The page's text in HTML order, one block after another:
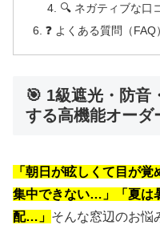
🔍 ネガティブな口
❓ よくある質問（FAQ
🎯 1級遮光・防音
する高機能オーダ
「朝日が眩しくて目が
集中できない…」「夏は
配…」 そんな窓辺のお悩